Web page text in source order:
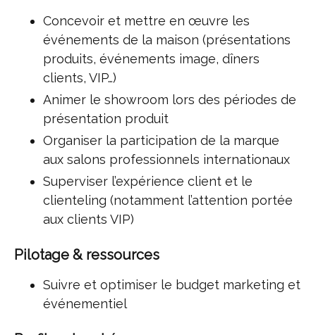
Concevoir et mettre en œuvre les
événements de la maison (présentations
produits, événements image, dîners
clients, VIP…)
Animer le showroom lors des périodes de
présentation produit
Organiser la participation de la marque
aux salons professionnels internationaux
Superviser l’expérience client et le
clienteling (notamment l’attention portée
aux clients VIP)
Pilotage & ressources
Suivre et optimiser le budget marketing et
événementiel